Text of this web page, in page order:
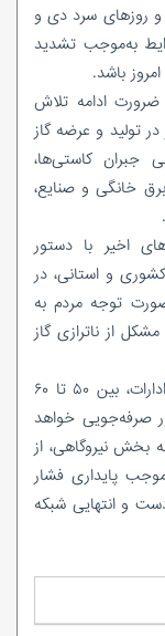
و روزهای سرد دی و
به‌موجب تشدید
باشد.
ضرورت ادامه تلاش
تولید و عرضه گاز
جبران کاستی‌ها،
خانگی و صنایع،
اخیر با دستور
و استانی، در
توجه مردم به
از ناترازی گاز
در صورت کاهش ۲درجه‌ای دمای منازل و ادارات، بین ۵۰ تا ۶۰
صرفه‌جویی خواهد
بخش نیروگاهی، از
پایداری فشار
و انتهایی شبکه